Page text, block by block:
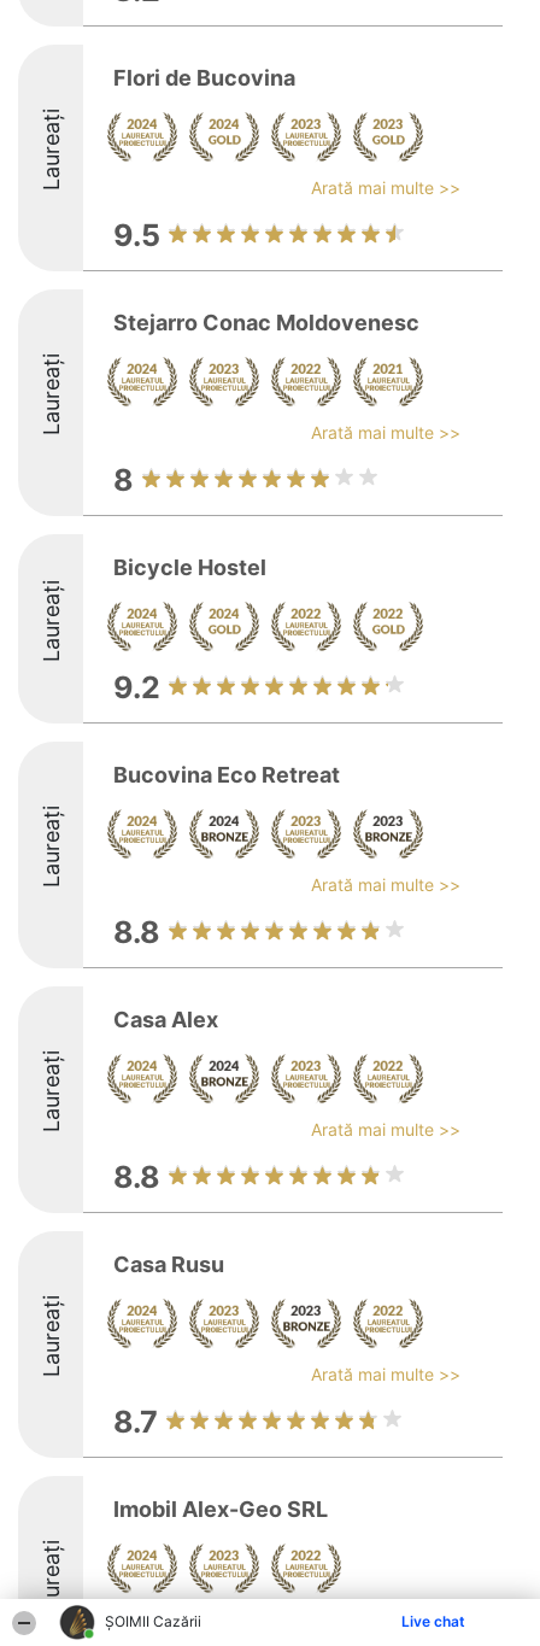
ȘOIMII Cazării Live chat
Laureați
Flori de Bucovina
Arată mai multe >>
9.5
Laureați
Stejarro Conac Moldovenesc
Arată mai multe >>
8
Laureați
Bicycle Hostel
9.2
Laureați
Bucovina Eco Retreat
Arată mai multe >>
8.8
Laureați
Casa Alex
Arată mai multe >>
8.8
Laureați
Casa Rusu
Arată mai multe >>
8.7
Laureați
Imobil Alex-Geo SRL
Arată mai multe >>